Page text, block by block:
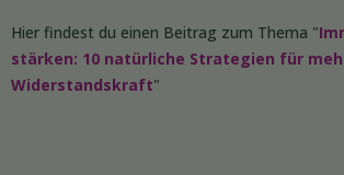
Hier findest du einen Beitrag zum Thema "
stärken: 10 natürliche Strategien für
Widerstandskraft"